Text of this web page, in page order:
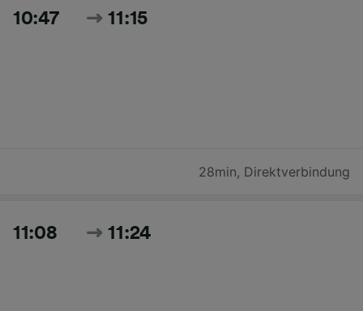
10:47 11:15
28min, Direktverbindung
11:08 11:24